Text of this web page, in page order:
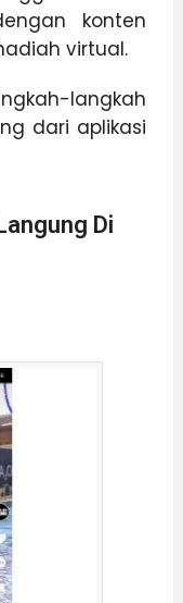
konten
virtual.
langkah
dari aplikasi
Di